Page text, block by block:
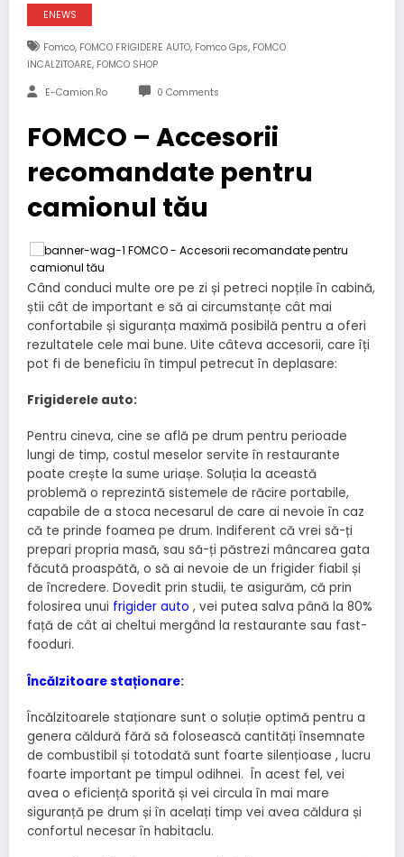
ENEWS
Fomco, FOMCO FRIGIDERE AUTO, Fomco Gps, FOMCO
INCALZITOARE, FOMCO SHOP
E-Camion.ro 0 Comments
FOMCO – Accesorii
recomandate pentru
camionul tău
Când conduci multe ore pe zi și petreci nopțile în cabină,
știi cât de important e să ai circumstanțe cât mai
confortabile și siguranța maximă posibilă pentru a oferi
rezultatele cele mai bune. Uite câteva accesorii, care îți
pot fi de beneficiu în timpul petrecut în deplasare:
Frigiderele auto:
Pentru cineva, cine se află pe drum pentru perioade
lungi de timp, costul meselor servite în restaurante
poate crește la sume uriașe. Soluția la această
problemă o reprezintă sistemele de răcire portabile,
capabile de a stoca necesarul de care ai nevoie în caz
că te prinde foamea pe drum. Indiferent că vrei să-ți
prepari propria masă, sau să-ți păstrezi mâncarea gata
făcută proaspătă, o să ai nevoie de un frigider fiabil și
de încredere. Dovedit prin studii, te asigurăm, că prin
folosirea unui frigider auto , vei putea salva până la 80%
față de cât ai cheltui mergând la restaurante sau fast-
fooduri.
Încălzitoare staționare:
Încălzitoarele staționare sunt o soluție optimă pentru a
genera căldură fără să folosească cantități însemnate
de combustibil și totodată sunt foarte silențioase , lucru
foarte important pe timpul odihnei. În acest fel, vei
avea o eficiență sporită și vei circula în mai mare
siguranță pe drum și în acelați timp vei avea căldura și
confortul necesar în habitaclu.